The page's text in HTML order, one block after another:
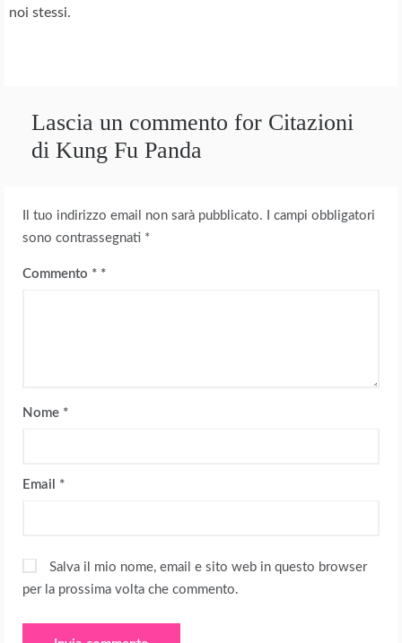
noi stessi.
Lascia un commento for Citazioni
di Kung Fu Panda
Il tuo indirizzo email non sarà pubblicato.
I campi obbligatori
sono contrassegnati *
Commento *
Nome *
Email *
Salva il mio nome, email e sito web in questo browser
per la prossima volta che commento.